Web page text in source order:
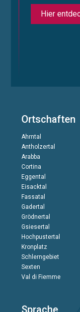
Hier
Ortschaften
Ahrntal
Antholzertal
Arabba
Cortina
Eggental
Eisacktal
Fassatal
Gadertal
Grödnertal
Gsiesertal
Hochpustertal
Kronplatz
Schlerngebiet
Sexten
Val di Fiemme